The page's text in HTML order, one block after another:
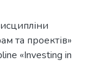
та проектів»
«Investing in